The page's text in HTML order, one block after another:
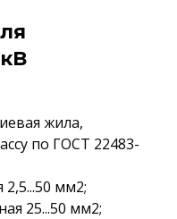
жила,
по ГОСТ 22483-
мм2;
25...50 мм2;